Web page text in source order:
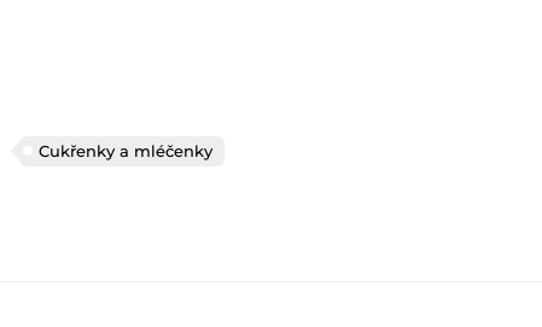
Cukřenky a mléčenky